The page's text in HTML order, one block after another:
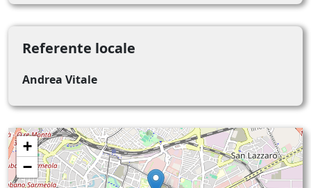
Referente locale
Andrea Vitale
+
−